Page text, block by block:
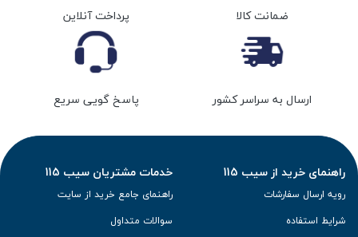
ضمانت کالا پرداخت آنلاین
ارسال به سراسر کشور پاسخ گویی سریع
راهنمای خرید از سیب 115
رویه ارسال سفارشات
شرایط استفاده
خدمات مشتریان سیب 115
راهنمای جامع خرید از سایت
سوالات متداول